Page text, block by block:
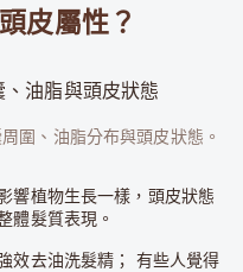
皮屬性？
圍、油脂分布與頭皮狀態。
響植物生長一樣，頭皮狀態
體髮質表現。
效去油洗髮精； 有些人覺得